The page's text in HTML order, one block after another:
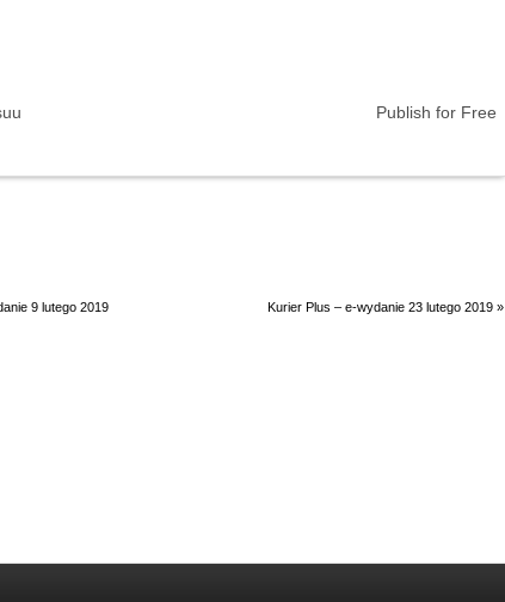
Publish for Free
9 lutego 2019 Kurier Plus – e-wydanie 23 lutego 2019»